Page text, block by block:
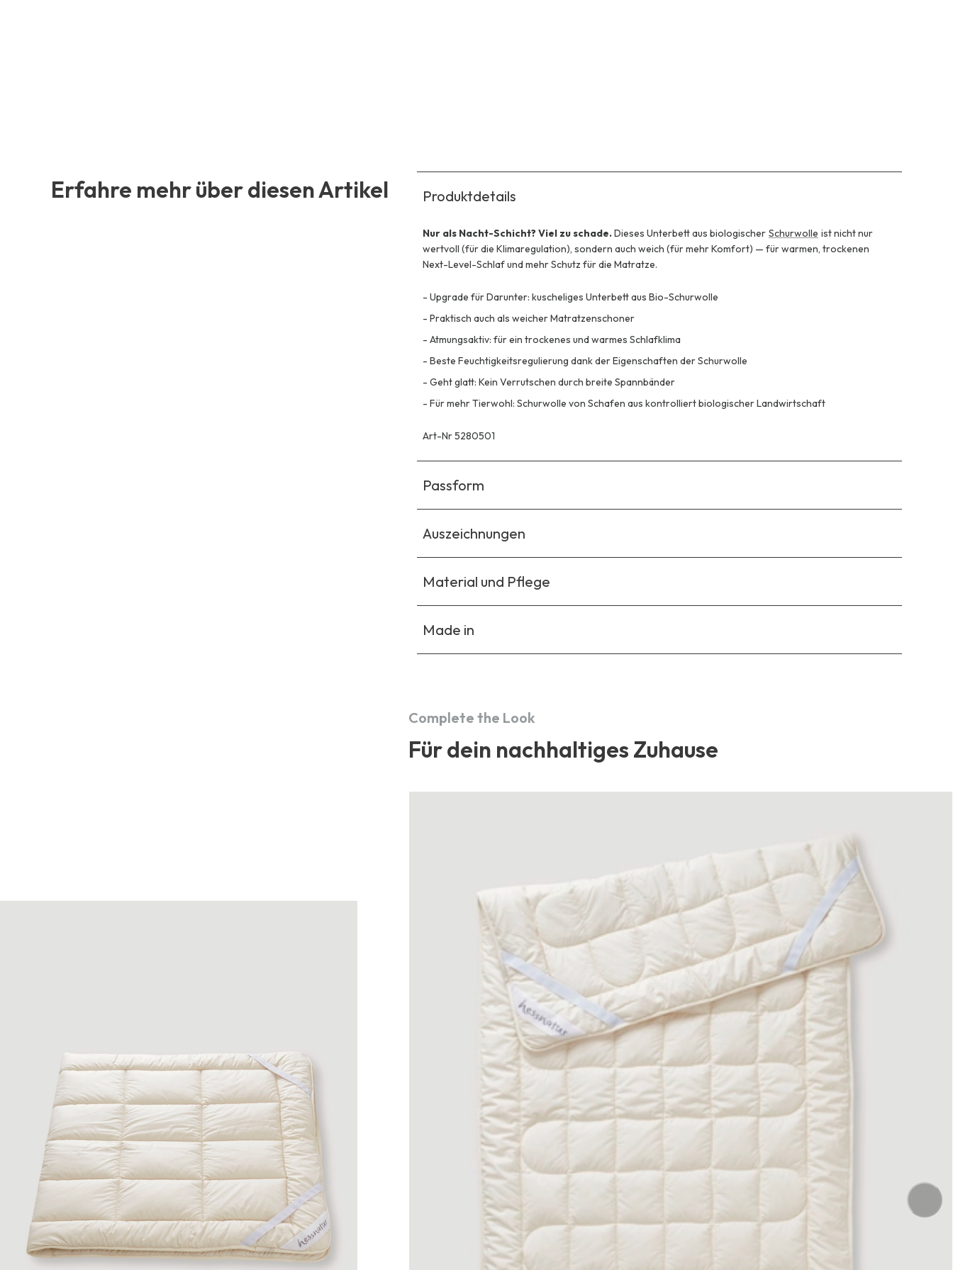
Erfahre mehr über diesen Artikel Produktdetails
Nur als Nacht-Schicht? Viel zu schade.Dieses Unterbett aus biologischer Schurwolle ist nicht nur
wertvoll (für die Klimaregulation), sondern auch weich (für mehr Komfort) — für warmen, trockenen
Next-Level-Schlaf und mehr Schutz für die Matratze.
- Upgrade für Darunter: kuscheliges Unterbett aus Bio-Schurwolle
- Praktisch auch als weicher Matratzenschoner
- Atmungsaktiv: für ein trockenes und warmes Schlafklima
- Beste Feuchtigkeitsregulierung dank der Eigenschaften der Schurwolle
- Geht glatt: Kein Verrutschen durch breite Spannbänder
- Für mehr Tierwohl: Schurwolle von Schafen aus kontrolliert biologischer Landwirtschaft
Art-Nr 5280501
Passform
Auszeichnungen
Material und Pflege
Made in
Complete the Look
Für dein nachhaltiges Zuhause